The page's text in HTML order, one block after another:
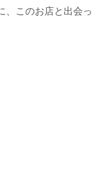
このお店と出会っ